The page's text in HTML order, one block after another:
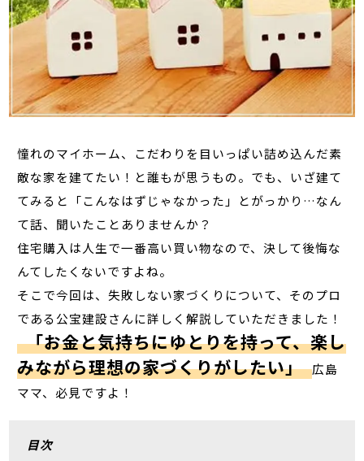
憧れのマイホーム、こだわりを目いっぱい詰め込んだ素
敵な家を建てたい！と誰もが思うもの。でも、いざ建て
てみると「こんなはずじゃなかった」とがっかり…なん
て話、聞いたことありませんか？
住宅購入は人生で一番高い買い物なので、決して後悔な
んてしたくないですよね。
そこで今回は、失敗しない家づくりについて、そのプロ
である公宝建設さんに詳しく解説していただきました！
「お金と気持ちにゆとりを持って、楽し
みながら理想の家づくりがしたい」 広島
ママ、必見ですよ！
目次